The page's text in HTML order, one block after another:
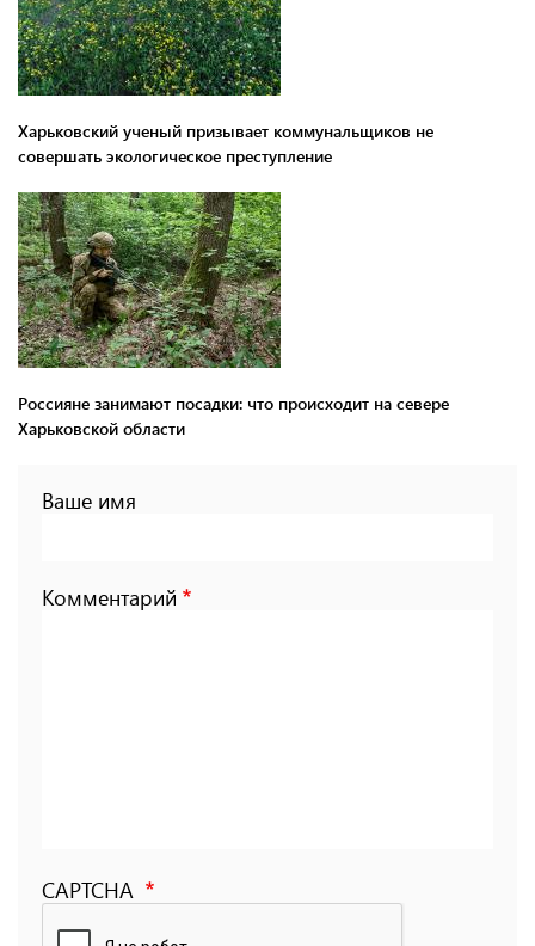
Харьковский ученый призывает коммунальщиков не
совершать экологическое преступление
Россияне занимают посадки: что происходит на севере
Харьковской области
Ваше имя
Комментарий
CAPTCHA